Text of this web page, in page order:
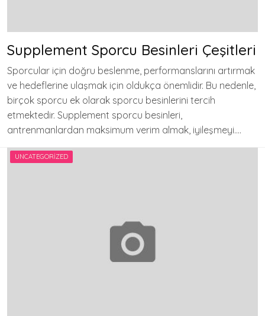
Supplement Sporcu Besinleri Çeşitleri
Sporcular için doğru beslenme, performanslarını artırmak
ve hedeflerine ulaşmak için oldukça önemlidir. Bu nedenle,
birçok sporcu ek olarak sporcu besinlerini tercih
etmektedir. Supplement sporcu besinleri,
antrenmanlardan maksimum verim almak, iyileşmeyi….
UNCATEGORIZED